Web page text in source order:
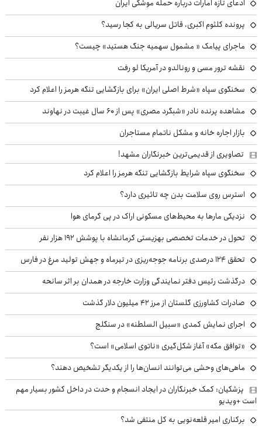
ادعای تازه امارات درباره حمله موشکی ایران
پرونده کلثوم اکبری، قاتل سریالی به کجا رسید؟
ماجرای پیامک « مشمول سهمیه جنگ هستید» چیست؟
نقشه ترور مسی و رونالدو در آمریکا لو رفت
سخنگوی سپاه «شرط اصلی ایران» برای بازگشایی تنگه هرمز را اعلام کرد
مشاهده پرنده نادر «شبگرد مصری» پس از ۶۰ سال غیبت در نهاوند
بازار اجاره خانه و مشکل ناتمام مستاجران
تصاویری از قدیمی‌ترین خبرنگاران مشهد!
سخنگوی سپاه شرایط بازگشایی تنگه هرمز را اعلام کرد
استرس روی سلامت بدن چه تاثیری دارد؟
نزدیکی مارها به محیط‌های مسکونی اراک در پی گرمای هوا
تحول در خدمات تخصصی بهزیستی کرمانشاه با پوشش ۱۹۲ هزار نفر
تحقق ۱۲۴ درصدی برنامه جوجه‌ریزی در تیرماه و جهش تولید مرغ در فارس
درگذشت رئیس دفتر نمایندگی وزارت خارجه در همدان بر اثر سانحه
صادرات کشاورزی گلستان از مرز ۴۲ میلیون دلار گذشت
اجرای نمایش کمدی «سبیل السلطنه» در سنگلج
«توافق مکه» آغاز شکل‌گیری «ناتوی اسلامی» است؟
ماهی‌های وحشی می‌توانند انسان‌ها را از یکدیگر تشخیص دهند؟
پزشکیان: کمک خبرنگاران در ایجاد انسجام و حدت در داخل کشور بسیار مهم
است +ویدیو
برکناری امیر قلعه‌نویی به کل منتفی شد؟